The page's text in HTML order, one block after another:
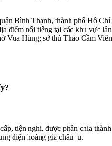
Bình Thạnh, thành phố Hồ
điểm nổi tiếng tại các khu vực
Vua Hùng; sở thú Thảo Cầm
tiện nghi, được phân chia
điện hoàng gia châu u.